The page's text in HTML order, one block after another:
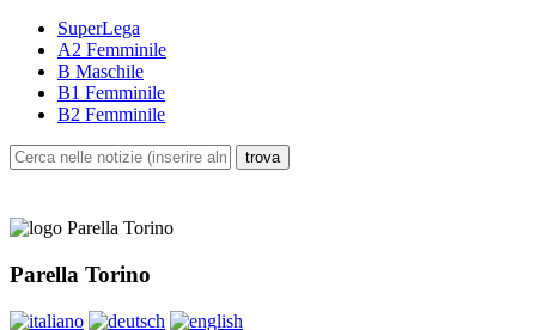
SuperLega
A2 Femminile
B Maschile
B1 Femminile
B2 Femminile
Parella Torino